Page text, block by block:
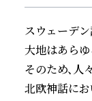
スウェーデン
大地はあらゆ
そのため、人
北欧神話に